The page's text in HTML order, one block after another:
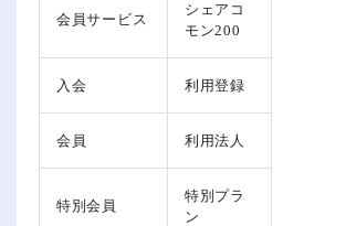
会員サービス
シェアコ
モン200
入会 利用登録
会員 利用法人
特別会員
特別プラ
ン